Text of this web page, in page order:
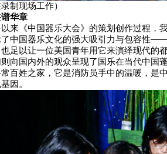
制现场工作）
华章
来《中国器乐大会》的策划创作过程，
中国器乐文化的强大吸引力与包容性
足以让一位美国青年用它来演绎现代的
向国内外的观众呈现了国乐在当代中
百姓之家，它是消防员手中的温暖，是
因。